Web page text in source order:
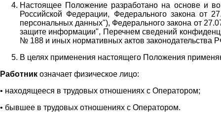
Настоящее Положение разработано на основе и во
Российской Федерации, Федерального закона
персональных данных"), Федерального закона от
защите информации", Перечнем сведений
№ 188 и иных нормативных актов законодательства
В целях применения настоящего Положения
Работник означает физическое лицо:
• находящееся в трудовых отношениях с Оператором;
• бывшее в трудовых отношениях с Оператором.